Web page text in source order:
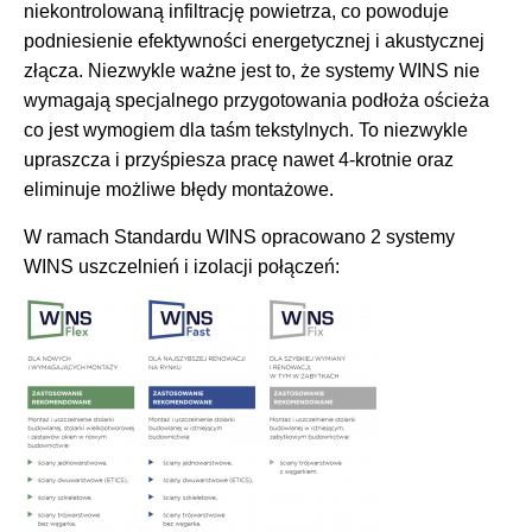
niekontrolowaną infiltrację powietrza, co powoduje
podniesienie efektywności energetycznej i akustycznej
złącza. Niezwykle ważne jest to, że systemy WINS nie
wymagają specjalnego przygotowania podłoża ościeża
co jest wymogiem dla taśm tekstylnych. To niezwykle
upraszcza i przyśpiesza pracę nawet 4-krotnie oraz
eliminuje możliwe błędy montażowe.
W ramach Standardu WINS opracowano 2 systemy
WINS uszczelnień i izolacji połączeń: